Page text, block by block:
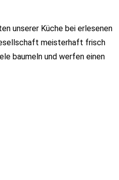
unserer Küche bei erlesenen
meisterhaft frisch
baumeln und werfen einen